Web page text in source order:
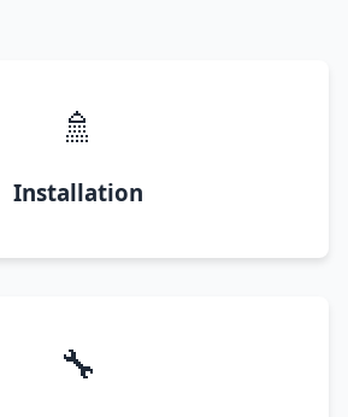
🚿
Installation
🔧